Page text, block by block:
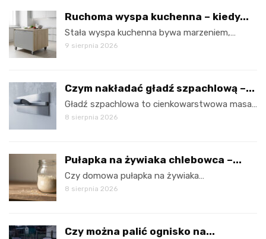
Ruchoma wyspa kuchenna – kiedy...
Stała wyspa kuchenna bywa marzeniem,…
9 sierpnia 2026
Czym nakładać gładź szpachlową –...
Gładź szpachlowa to cienkowarstwowa masa…
8 sierpnia 2026
Pułapka na żywiaka chlebowca –...
Czy domowa pułapka na żywiaka…
8 sierpnia 2026
Czy można palić ognisko na...